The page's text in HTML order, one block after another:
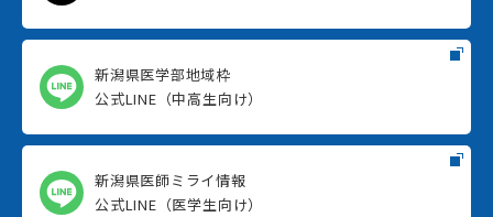
新潟県医学部地域枠
公式LINE（中高生向け）
新潟県医師ミライ情報
公式LINE（医学生向け）